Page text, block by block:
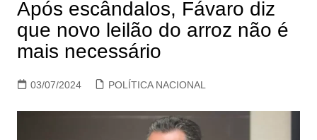
Após escândalos, Fávaro diz
que novo leilão do arroz não é
mais necessário
03/07/2024 POLÍTICA NACIONAL